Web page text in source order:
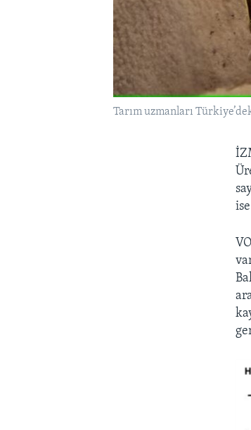
Tarım uzmanları